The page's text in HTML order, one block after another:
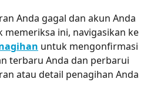
Anda gagal dan akun Anda
ini, navigasikan ke
untuk mengonfirmasi
terbaru Anda dan perbarui
atau detail penagihan Anda